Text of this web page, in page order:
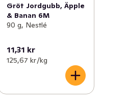
Gröt Jordgubb, Äpple
& Banan 6M
90 g, Nestlé
11,31 kr
125,67 kr /kg